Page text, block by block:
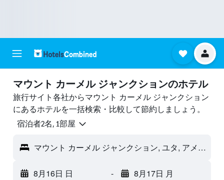
マウント カーメル ジャンクションのホテル
旅行サイト各社からマウント カーメル ジャンクション
にあるホテルを一括検索・比較して節約しましょう。
宿泊者2名, 1​部屋
マウント カーメル ジャンクション, ユタ, アメリカ合衆国
8月16日 日 - 8月17日 月